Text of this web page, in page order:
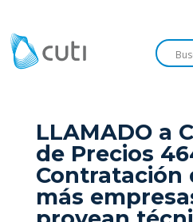
LLAMADO a
de Precios
Contratación
más